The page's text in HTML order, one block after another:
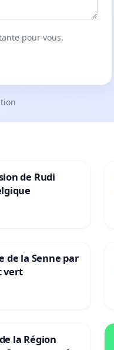
pour vous.
de Rudi
de la Senne par
vert
la Région